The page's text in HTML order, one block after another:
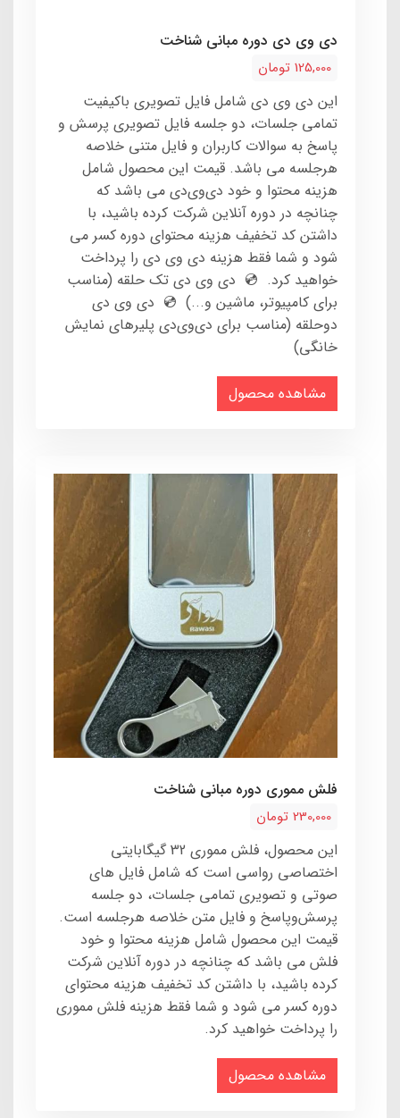
دی وی دی دوره مبانی شناخت
125,000 تومان
این دی وی دی شامل فایل تصویری باکیفیت
تمامی جلسات، دو جلسه فایل تصویری پرسش و
پاسخ به سوالات کاربران و فایل متنی خلاصه
هرجلسه می باشد. قیمت این محصول شامل
هزینه محتوا و خود دی‌وی‌دی می باشد که
چنانچه در دوره آنلاین شرکت کرده باشید، با
داشتن کد تخفیف هزینه محتوای دوره کسر می
شود و شما فقط هزینه دی وی دی را پرداخت
خواهید کرد. 💿 دی وی دی تک حلقه (مناسب
برای کامپیوتر، ماشین و...) 💿 دی وی دی
دوحلقه (مناسب برای دی‌وی‌دی پلیرهای نمایش
خانگی)
مشاهده محصول
فلش مموری دوره مبانی شناخت
230,000 تومان
این محصول، فلش مموری 32 گیگابایتی
اختصاصی رواسی است که شامل فایل های
صوتی و تصویری تمامی جلسات، دو جلسه
پرسش‌وپاسخ و فایل متن خلاصه هرجلسه است.
قیمت این محصول شامل هزینه محتوا و خود
فلش می باشد که چنانچه در دوره آنلاین شرکت
کرده باشید، با داشتن کد تخفیف هزینه محتوای
دوره کسر می شود و شما فقط هزینه فلش مموری
را پرداخت خواهید کرد.
مشاهده محصول